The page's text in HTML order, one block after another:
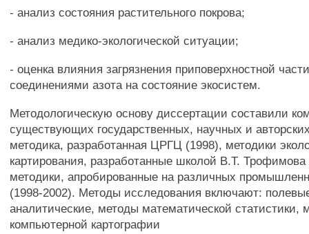
- анализ состояния растительного покрова;
- анализ медико-экологической ситуации;
- оценка влияния загрязнения приповерхностной
соединениями азота на состояние экосистем.
Методологическую основу диссертации составили
существующих государственных, научных и
методика, разработанная ЦРГЦ (1998), методики
картирования, разработанные школой В.Т.
методики, апробированные на различных
(1998-2002). Методы исследования включают:
аналитические, методы математической статистики,
компьютерной картографии